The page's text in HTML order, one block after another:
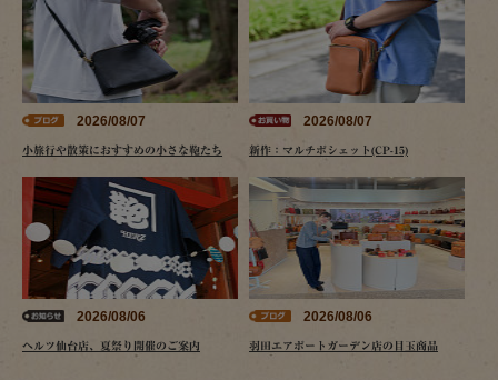
2026/08/07
小旅行や散策におすすめの小さな鞄たち
2026/08/07
新作：マルチポシェット(CP-15)
2026/08/06
ヘルツ仙台店、夏祭り開催のご案内
2026/08/06
羽田エアポートガーデン店の目玉商品